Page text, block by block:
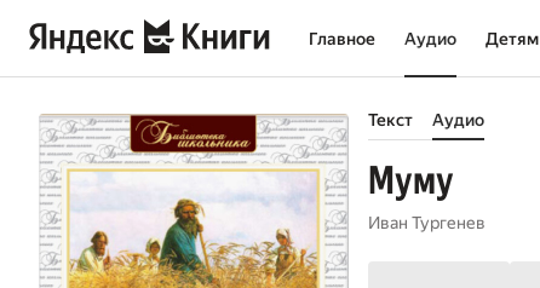
Главное Аудио Детям
Текст Аудио
Муму
Иван Тургенев